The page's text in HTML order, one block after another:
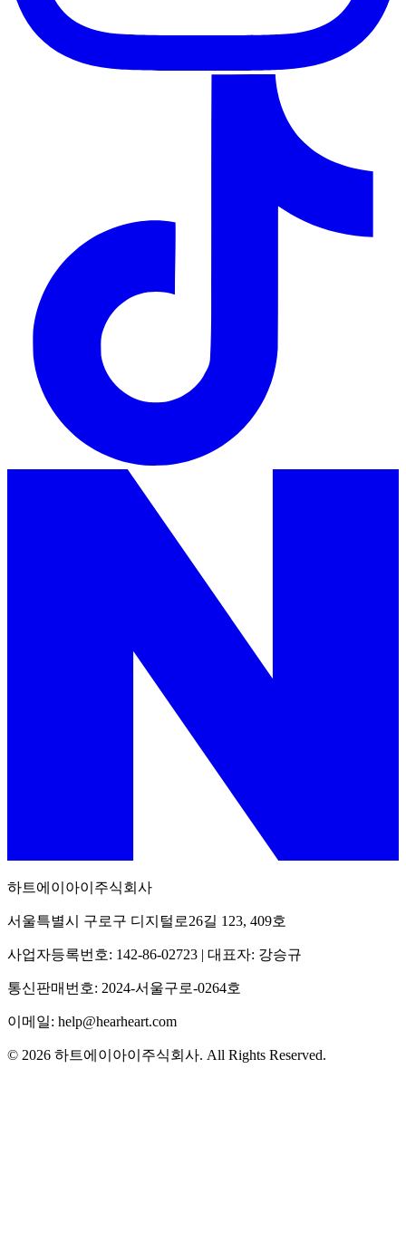
하트에이아이주식회사
서울특별시 구로구 디지털로26길 123, 409호
사업자등록번호: 142-86-02723 | 대표자: 강승규
통신판매번호: 2024-서울구로-0264호
이메일: help@hearheart.com
© 2026 하트에이아이주식회사. All Rights Reserved.